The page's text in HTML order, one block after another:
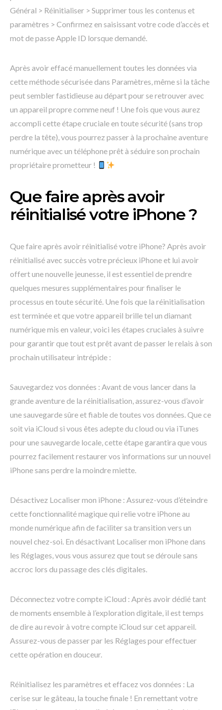
Général > Réinitialiser > Supprimer tous les contenus et
paramètres > Confirmez en saisissant votre code d’accès et
mot de passe Apple ID lorsque demandé.
Après avoir effacé manuellement toutes les données via
cette méthode sécurisée dans Paramètres, même si la tâche
peut sembler fastidieuse au départ pour se retrouver avec
un appareil propre comme neuf ! Une fois que vous aurez
accompli cette étape cruciale en toute sécurité (sans trop
perdre la tête), vous pourrez passer à la prochaine aventure
numérique avec un téléphone prêt à séduire son prochain
propriétaire prometteur !
Que faire après avoir
réinitialisé votre iPhone ?
Que faire après avoir réinitialisé votre iPhone? Après avoir
réinitialisé avec succès votre précieux iPhone et lui avoir
offert une nouvelle jeunesse, il est essentiel de prendre
quelques mesures supplémentaires pour finaliser le
processus en toute sécurité. Une fois que la réinitialisation
est terminée et que votre appareil brille tel un diamant
numérique mis en valeur, voici les étapes cruciales à suivre
pour garantir que tout est prêt avant de passer le relais à son
prochain utilisateur intrépide :
Sauvegardez vos données : Avant de vous lancer dans la
grande aventure de la réinitialisation, assurez-vous d’avoir
une sauvegarde sûre et fiable de toutes vos données. Que ce
soit via iCloud si vous êtes adepte du cloud ou via iTunes
pour une sauvegarde locale, cette étape garantira que vous
pourrez facilement restaurer vos informations sur un nouvel
iPhone sans perdre la moindre miette.
Désactivez Localiser mon iPhone : Assurez-vous d’éteindre
cette fonctionnalité magique qui relie votre iPhone au
monde numérique afin de faciliter sa transition vers un
nouvel chez-soi. En désactivant Localiser mon iPhone dans
les Réglages, vous vous assurez que tout se déroule sans
accroc lors du passage des clés digitales.
Déconnectez votre compte iCloud : Après avoir dédié tant
de moments ensemble à l’exploration digitale, il est temps
de dire au revoir à votre compte iCloud sur cet appareil.
Assurez-vous de passer par les Réglages pour effectuer
cette opération en douceur.
Réinitialisez les paramètres et effacez vos données : La
cerise sur le gâteau, la touche finale ! En remettant votre